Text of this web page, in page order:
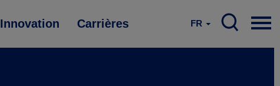
Innovation Carrières FR